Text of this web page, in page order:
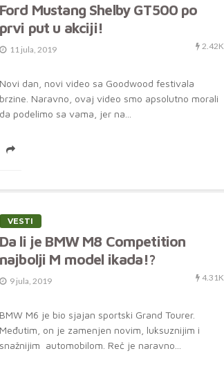
Ford Mustang Shelby GT500 po
prvi put u akciji!
11 jula, 2019 2.42K
Novi dan, novi video sa Goodwood festivala
brzine. Naravno, ovaj video smo apsolutno morali
da podelimo sa vama, jer na...
VESTI
Da li je BMW M8 Competition
najbolji M model ikada!?
9 jula, 2019 4.31K
BMW M6 je bio sjajan sportski Grand Tourer.
Međutim, on je zamenjen novim, luksuznijim i
snažnijim automobilom. Reč je naravno...